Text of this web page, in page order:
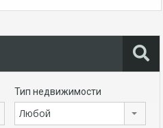
Тип недвижимости
Любой